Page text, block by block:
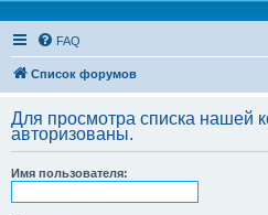
FAQ
Список форумов
Для просмотра списка нашей
авторизованы.
Имя пользователя: